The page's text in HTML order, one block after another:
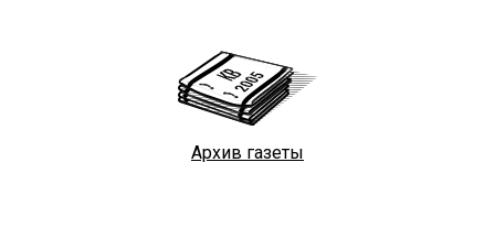
Архив газеты